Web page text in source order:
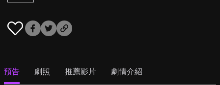
預告 劇照 推薦影片 劇情介紹